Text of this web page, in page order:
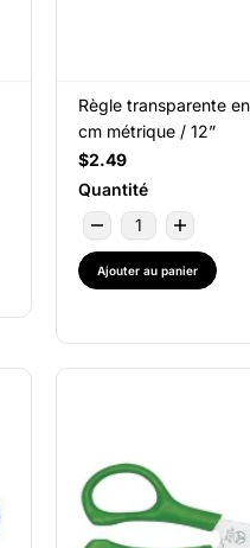
Règle transparente
cm métrique / 12”
$2.49
Quantité
Ajouter au panier